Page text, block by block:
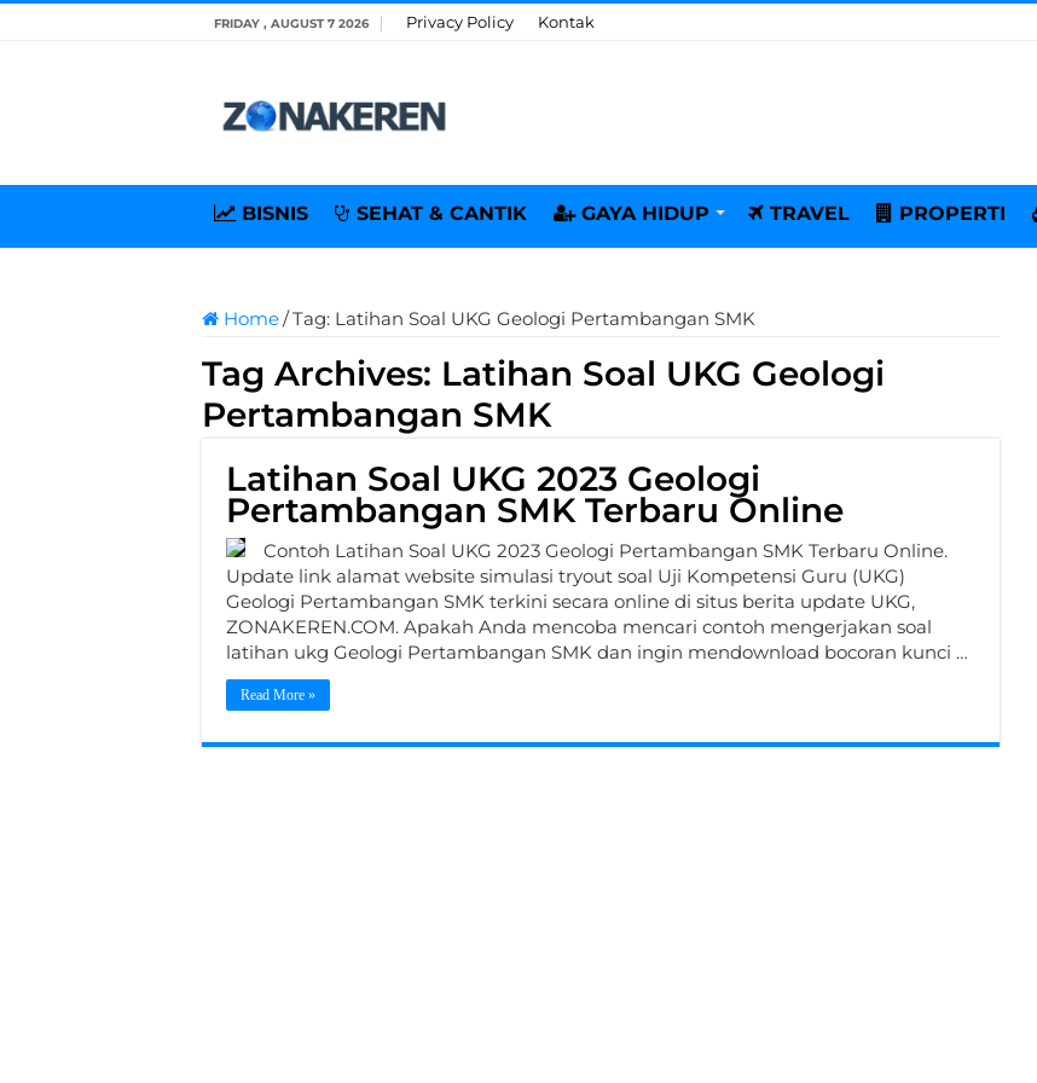
FRIDAY , AUGUST 7 2026 Privacy Policy Kontak
BISNIS SEHAT & CANTIK GAYA HIDUP TRAVEL PROPERTI
Home/Tag: Latihan Soal UKG Geologi Pertambangan SMK
Tag Archives: Latihan Soal UKG Geologi
Pertambangan SMK
Latihan Soal UKG 2023 Geologi
Pertambangan SMK Terbaru Online
Contoh Latihan Soal UKG 2023 Geologi Pertambangan SMK Terbaru Online.
Update link alamat website simulasi tryout soal Uji Kompetensi Guru (UKG)
Geologi Pertambangan SMK terkini secara online di situs berita update UKG,
ZONAKEREN.COM. Apakah Anda mencoba mencari contoh mengerjakan soal
latihan ukg Geologi Pertambangan SMK dan ingin mendownload bocoran kunci …
Read More »